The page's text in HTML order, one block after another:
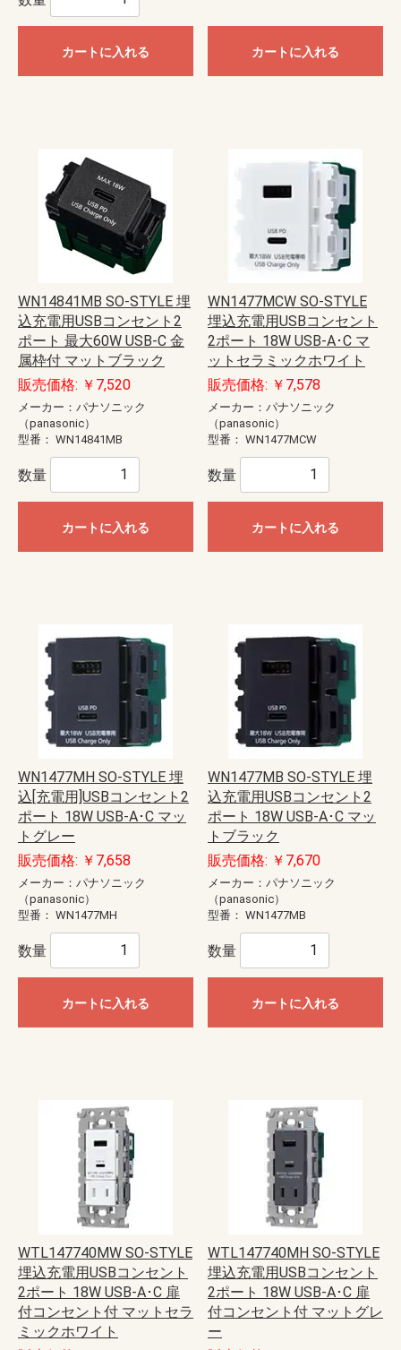
カートに入れる カートに入れる
WN14841MB SO-STYLE 埋
込充電用USBコンセント2
ポート 最大60W USB-C 金
属枠付 マットブラック
販売価格: ￥7,520
メーカー：パナソニック
（panasonic）
型番： WN14841MB
数量
カートに入れる
WN1477MCW SO-STYLE
埋込充電用USBコンセント
2ポート 18W USB-A･C マ
ットセラミックホワイト
販売価格: ￥7,578
メーカー：パナソニック
（panasonic）
型番： WN1477MCW
数量
カートに入れる
WN1477MH SO-STYLE 埋
込[充電用]USBコンセント2
ポート 18W USB-A･C マッ
トグレー
販売価格: ￥7,658
メーカー：パナソニック
（panasonic）
型番： WN1477MH
数量
カートに入れる
WN1477MB SO-STYLE 埋
込充電用USBコンセント2
ポート 18W USB-A･C マッ
トブラック
販売価格: ￥7,670
メーカー：パナソニック
（panasonic）
型番： WN1477MB
数量
カートに入れる
WTL147740MW SO-STYLE
埋込充電用USBコンセント
2ポート 18W USB-A･C 扉
付コンセント付 マットセラ
ミックホワイト
WTL147740MH SO-STYLE
埋込充電用USBコンセント
2ポート 18W USB-A･C 扉
付コンセント付 マットグレ
ー